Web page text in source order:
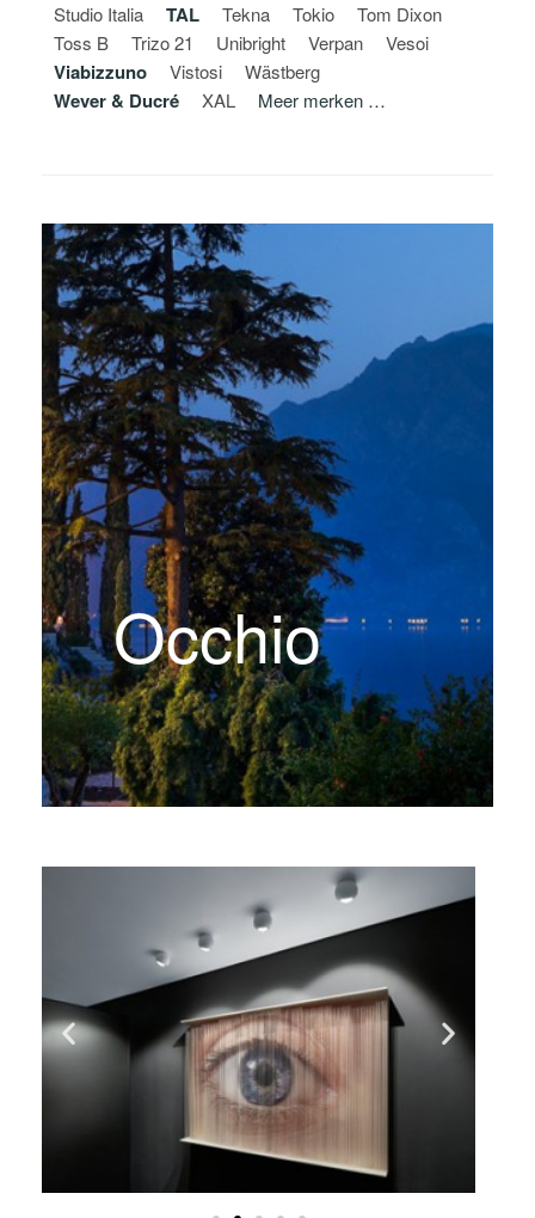
Studio Italia
TAL Tekna Tokio
Tom Dixon
Toss B
Trizo 21 Unibright Verpan Vesoi
Viabizzuno Vistosi Wästberg
Wever & Ducré XAL Meer merken …
Occhio